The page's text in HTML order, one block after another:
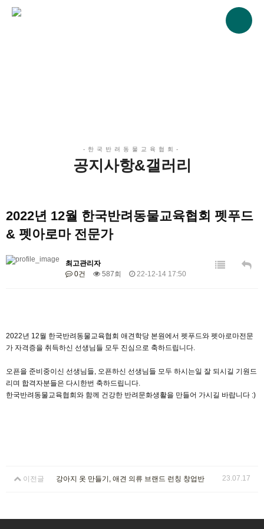
공지사항&갤러리
2022년 12월 한국반려동물교육협회 펫푸드
& 펫아로마 전문가
최고관리자
0건
587회 22-12-14 17:50
2022년 12월 한국반려동물교육협회 애견학당 본원에서 펫푸드와 펫아로마전문
가 자격증을 취득하신 선생님들 모두 진심으로 축하드립니다.
오픈을 준비중이신 선생님들, 오픈하신 선생님들 모두 하시는일 잘 되시길 기원드
리며 합격자분들은 다시한번 축하드립니다.
한국반려동물교육협회와 함께 건강한 반려문화생활을 만들어 가시길 바랍니다 :)
이전글 강아지 옷 만들기, 애견 의류 브랜드 런칭 창업반 23.07.17